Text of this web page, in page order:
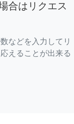
合はリクエス
などを入力してリ
えることが出来る